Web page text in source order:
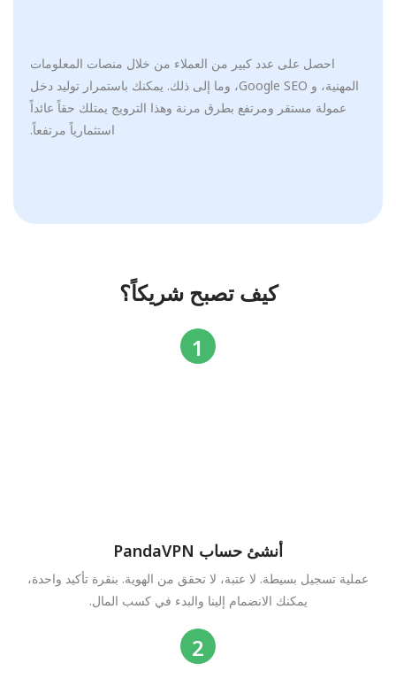
احصل على عدد كبير من العملاء من خلال منصات المعلومات
المهنية، و Google SEO، وما إلى ذلك. يمكنك باستمرار توليد دخل
عمولة مستقر ومرتفع بطرق مرنة وهذا الترويج يمتلك حقاً عائداً
استثمارياً مرتفعاً.
كيف تصبح شريكاً؟
أنشئ حساب PandaVPN
عملية تسجيل بسيطة. لا عتبة، لا تحقق من الهوية. بنقرة تأكيد واحدة،
يمكنك الانضمام إلينا والبدء في كسب المال.